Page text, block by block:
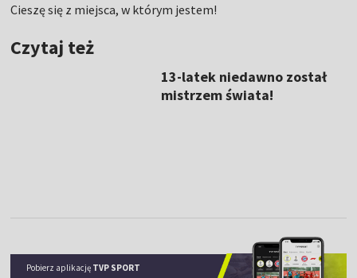
Cieszę się z miejsca, w którym jestem!
Czytaj też
13-latek niedawno został
mistrzem świata!